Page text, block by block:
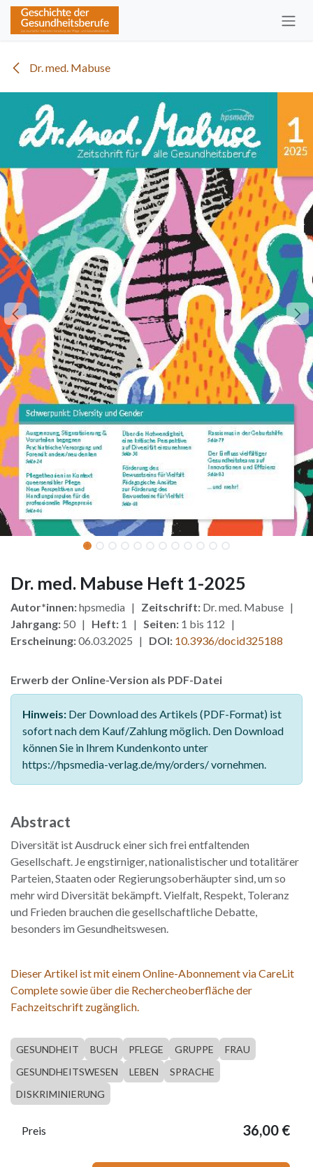
Zum Inhalt springen
Dr. med. Mabuse
Dr. med. Mabuse Heft 1-2025
Autor*innen:hpsmedia | Zeitschrift: Dr. med. Mabuse |
Jahrgang: 50 | Heft: 1 | Seiten: 1 bis 112 |
Erscheinung:06.03.2025 | DOI: 10.3936/docid325188
Erwerb der Online-Version als PDF-Datei
Hinweis: Der Download des Artikels (PDF-Format) ist
sofort nach dem Kauf/Zahlung möglich. Den Download
können Sie in Ihrem Kundenkonto unter
https://hpsmedia-verlag.de/my/orders/ vornehmen.
Abstract
Diversität ist Ausdruck einer sich frei entfaltenden
Gesellschaft. Je engstirniger, nationalistischer und totalitärer
Parteien, Staaten oder Regierungsoberhäupter sind, um so
mehr wird Diversität bekämpft. Vielfalt, Respekt, Toleranz
und Frieden brauchen die gesellschaftliche Debatte,
besonders im Gesundheitswesen.
Dieser Artikel ist mit einem Online-Abonnement via CareLit
Complete sowie über die Rechercheoberfläche der
Fachzeitschrift zugänglich.
GESUNDHEIT BUCH PFLEGE GRUPPE
FRAU
GESUNDHEITSWESEN
LEBEN
SPRACHE
DISKRIMINIERUNG
Preis 36,00 €